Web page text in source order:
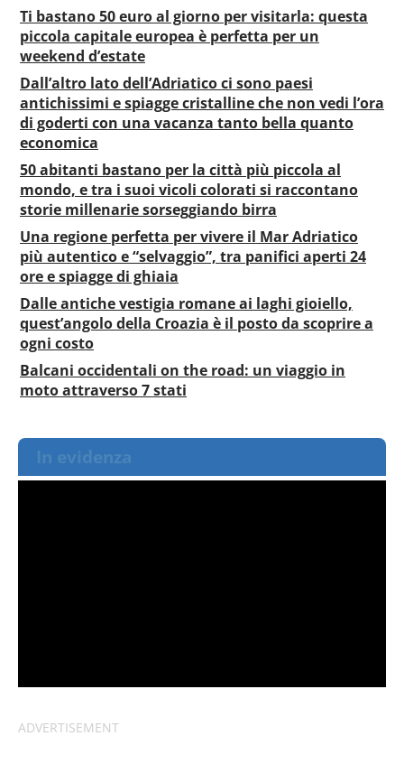
Ti bastano 50 euro al giorno per visitarla: questa
piccola capitale europea è perfetta per un
weekend d’estate
Dall’altro lato dell’Adriatico ci sono paesi
antichissimi e spiagge cristalline che non vedi l’ora
di goderti con una vacanza tanto bella quanto
economica
50 abitanti bastano per la città più piccola al
mondo, e tra i suoi vicoli colorati si raccontano
storie millenarie sorseggiando birra
Una regione perfetta per vivere il Mar Adriatico
più autentico e “selvaggio”, tra panifici aperti 24
ore e spiagge di ghiaia
Dalle antiche vestigia romane ai laghi gioiello,
quest’angolo della Croazia è il posto da scoprire a
ogni costo
Balcani occidentali on the road: un viaggio in
moto attraverso 7 stati
In evidenza